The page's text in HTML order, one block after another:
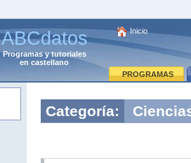
ABCdatos
Programasytutoriales
en castellano
Inicio
PROGRAMAS
Categoría: